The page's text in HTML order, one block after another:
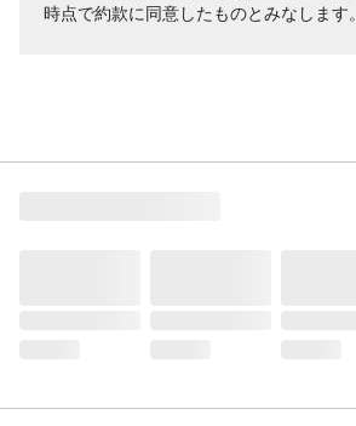
時点で約款に同意したものとみなします。